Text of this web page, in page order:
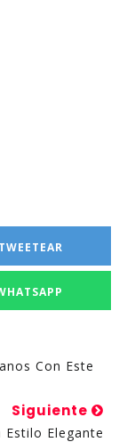
TWEETEAR
Con Este
Siguiente
Estilo Elegante